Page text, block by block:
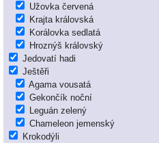
Užovka červená
Krajta královská
Korálovka sedlatá
Hroznýš královský
Jedovatí hadi
Ještěři
Agama vousatá
Gekončík noční
Leguán zelený
Chameleon jemenský
Krokodýli